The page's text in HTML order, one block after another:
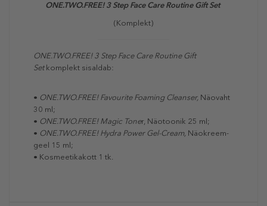
ONE.TWO.FREE! 3 Step Face Care Routine Gift Set
(Komplekt)
ONE.TWO.FREE! 3 Step Face Care Routine Gift
Set komplekt sisaldab:
• ONE.TWO.FREE! Favourite Foaming Cleanser, Näovaht
30 ml;
• ONE.TWO.FREE! Magic Toner, Näotoonik 25 ml;
• ONE.TWO.FREE! Hydra Power Gel-Cream, Näokreem-
geel 15 ml;
• Kosmeetikakott 1 tk.